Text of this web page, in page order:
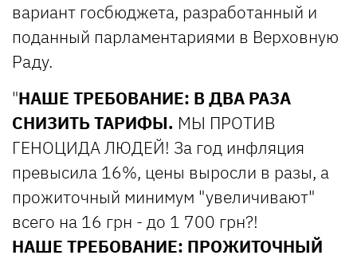
вариант госбюджета, разработанный и
поданный парламентариями в Верховную
Раду.
"НАШЕ ТРЕБОВАНИЕ: В ДВА РАЗА
СНИЗИТЬ ТАРИФЫ. МЫ ПРОТИВ
ГЕНОЦИДА ЛЮДЕЙ! За год инфляция
превысила 16%, цены выросли в разы, а
прожиточный минимум "увеличивают"
всего на 16 грн - до 1 700 грн?!
НАШЕ ТРЕБОВАНИЕ: ПРОЖИТОЧНЫЙ